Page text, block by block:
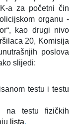
a za početni čin
organu -
kao drugi nivo
20, Komisija
poslova
slijedi:
testu i testu
na testu fizičkih
lista,